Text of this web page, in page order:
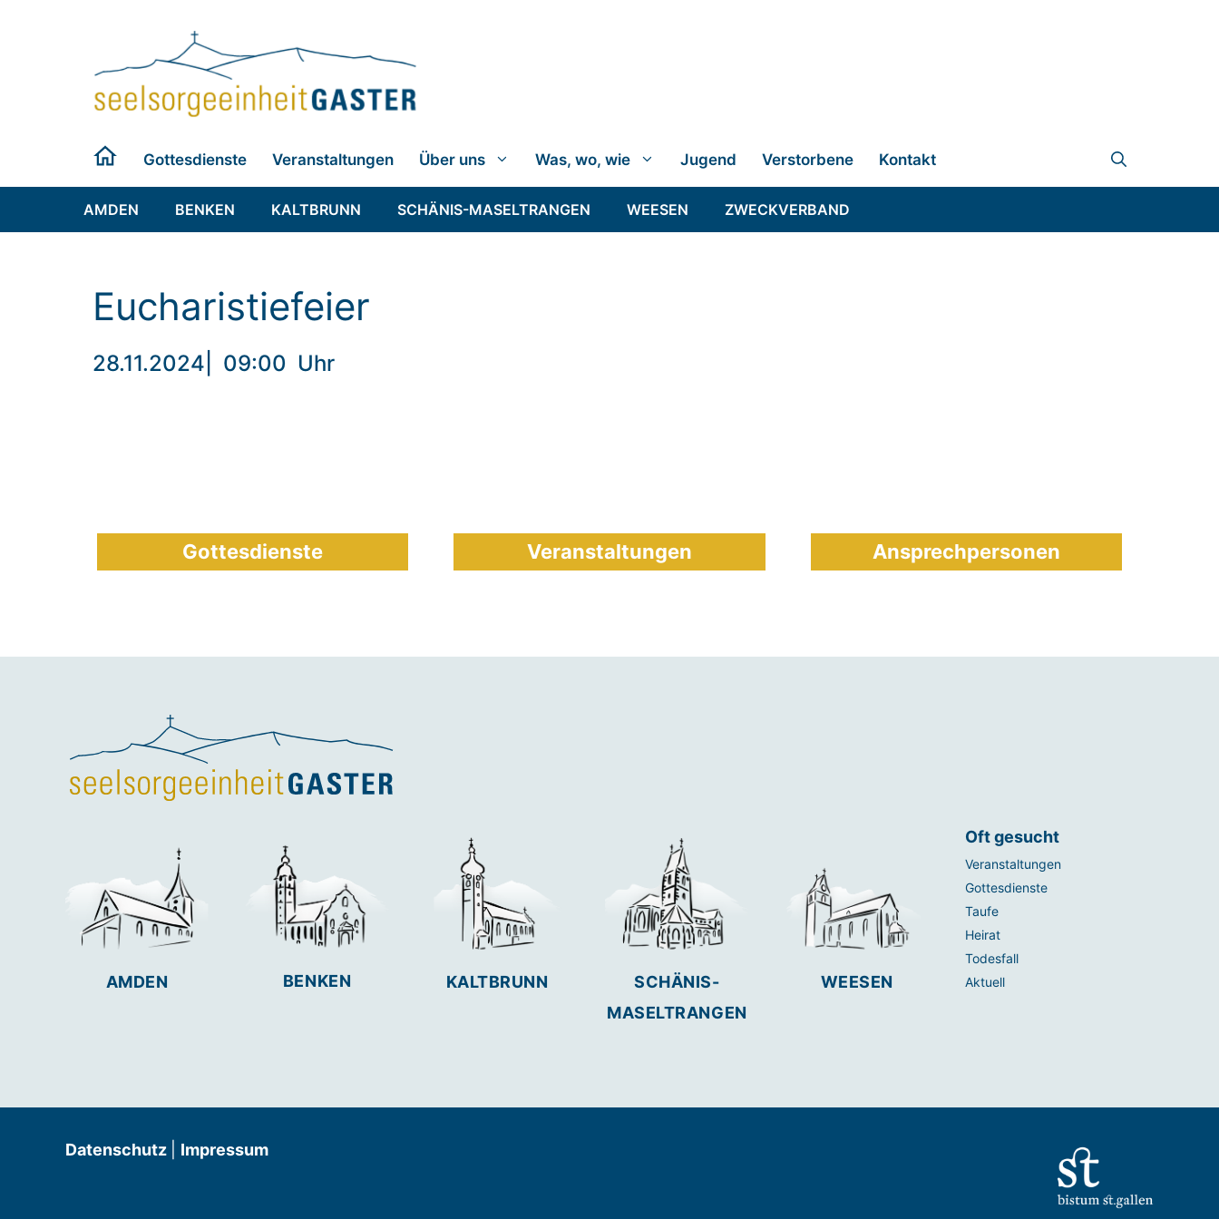
Gottesdienste Veranstaltungen Über uns Was, wo, wie Jugend Verstorbene Kontakt
AMDEN BENKEN KALTBRUNN SCHÄNIS-MASELTRANGEN WEESEN ZWECKVERBAND
Eucharistiefeier
28.11.2024 09:00 Uhr
Gottesdienste Veranstaltungen Ansprechpersonen
AMDEN BENKEN KALTBRUNN
SCHÄNIS-
MASELTRANGEN
WEESEN
Oft gesucht
Veranstaltungen
Gottesdienste
Taufe
Heirat
Todesfall
Aktuell
Datenschutz Impressum